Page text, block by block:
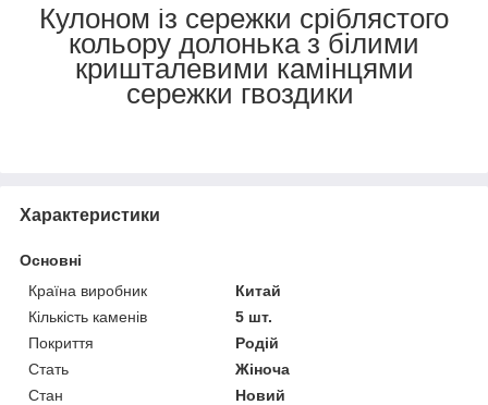
Кулоном із сережки сріблястого
кольору долонька з білими
кришталевими камінцями
сережки гвоздики
Характеристики
Основні
Країна виробник
Китай
Кількість каменів
5 шт.
Покриття
Родій
Стать
Жіноча
Стан
Новий